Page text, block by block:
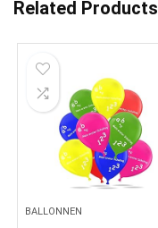
Related Products
BALLONNEN